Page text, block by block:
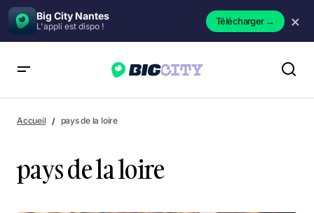
Big City Nantes
L'appli est dispo ! Télécharger→ ×
Accueil pays de la loire
pays de la loire